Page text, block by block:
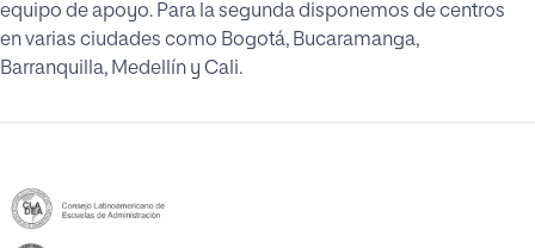
equipo de apoyo. Para la segunda disponemos de centros
en varias ciudades como Bogotá, Bucaramanga,
Barranquilla, Medellín y Cali.